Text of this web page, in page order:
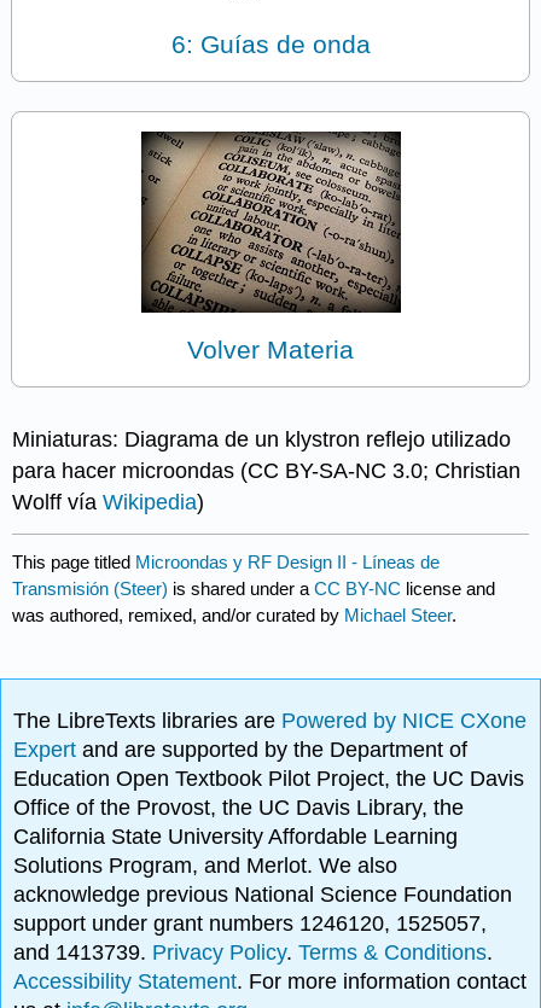
6: Guías de onda
Volver Materia
Miniaturas: Diagrama de un klystron reflejo utilizado
para hacer microondas (CC BY-SA-NC 3.0; Christian
Wolff víaWikipedia)
This page titled Microondas y RF Design II - Líneas de
Transmisión (Steer) is shared under aCC BY-NC license and
was authored, remixed, and/or curated by Michael Steer.
The LibreTexts libraries are Powered by NICE CXone
Expertand are supported by the Department of
Education Open Textbook Pilot Project, the UC Davis
Office of the Provost, the UC Davis Library, the
California State University Affordable Learning
Solutions Program, and Merlot. We also
acknowledge previous National Science Foundation
support under grant numbers 1246120, 1525057,
and 1413739. Privacy Policy.Terms & Conditions.
Accessibility Statement. For more information contact